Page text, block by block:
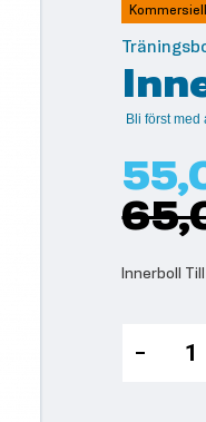
Kommersiell
Bli först
Innerboll